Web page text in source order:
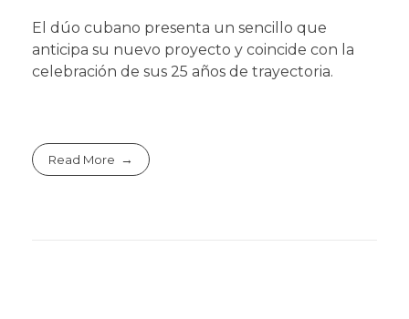
El dúo cubano presenta un sencillo que
anticipa su nuevo proyecto y coincide con la
celebración de sus 25 años de trayectoria.
Read More